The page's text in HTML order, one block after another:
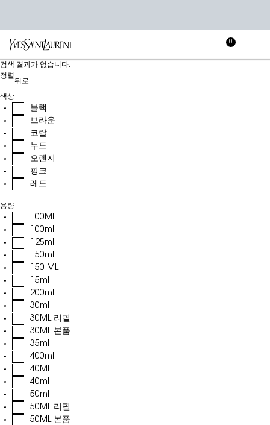
바
0
메인 콘텐츠
검색 결과가 없습니다.
정렬
뒤로
색상
블랙
브라운
코랄
누드
오렌지
핑크
레드
용량
100ML
100ml
125ml
150ml
150 ML
15ml
200ml
30ml
30ML 리필
30ML 본품
35ml
400ml
40ML
40ml
50ml
50ML 리필
50ML 본품